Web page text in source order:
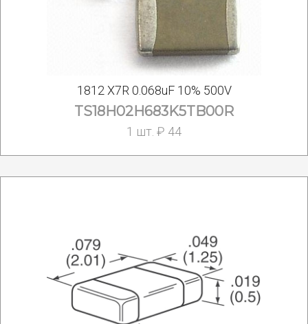
1812 X7R 0.068uF 10% 500V
TS18H02H683K5TB00R
1 шт. ₽ 44